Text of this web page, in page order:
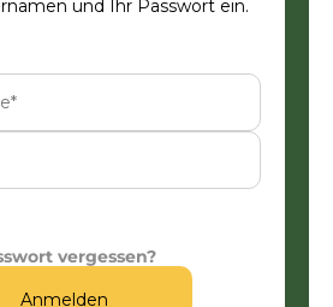
und Ihr Passwort ein.
vergessen?